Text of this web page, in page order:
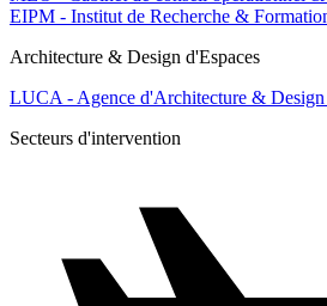
EIPM - Institut de Recherche &
Architecture & Design d'Espaces
LUCA - Agence d'Architecture & Design
Secteurs d'intervention